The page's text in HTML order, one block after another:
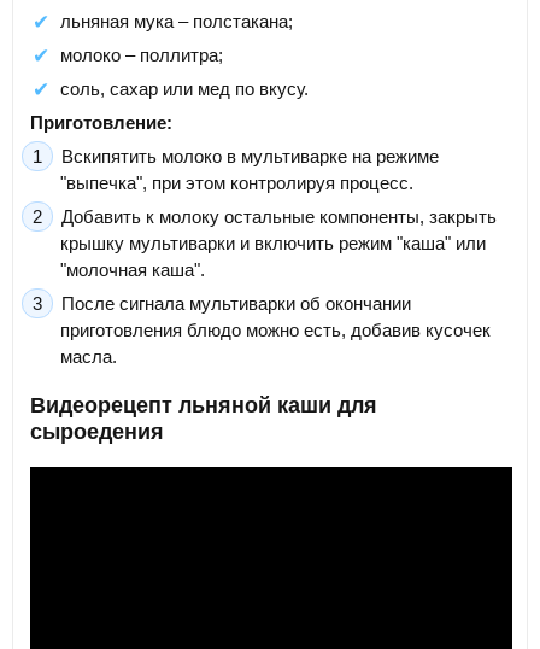
льняная мука – полстакана;
молоко – поллитра;
соль, сахар или мед по вкусу.
Приготовление:
Вскипятить молоко в мультиварке на режиме
"выпечка", при этом контролируя процесс.
Добавить к молоку остальные компоненты, закрыть
крышку мультиварки и включить режим "каша" или
"молочная каша".
После сигнала мультиварки об окончании
приготовления блюдо можно есть, добавив кусочек
масла.
Видеорецепт льняной каши для
сыроедения